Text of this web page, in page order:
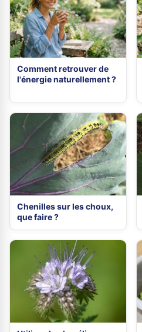
Comment retrouver de
l'énergie naturellement ?
Chenilles sur les choux,
que faire ?